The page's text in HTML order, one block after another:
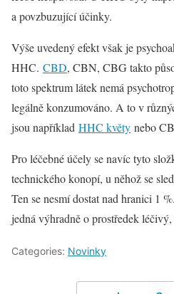
a povzbuzující účinky.
Výše uvedený efekt však je
HHC. CBD, CBN, CBG takto
toto spektrum látek nemá
legálně konzumováno. A to v
jsou například HHC květy nebo
Pro léčebné účely se navíc tyto
technického konopí, u něhož se
Ten se nesmí dostat nad hranici 1
jedná výhradně o prostředek
Categories: Novinky